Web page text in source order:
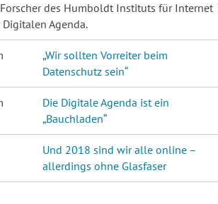
des Humboldt Instituts für Internet
Agenda.
„Wir sollten Vorreiter beim
Datenschutz sein“
Die Digitale Agenda ist ein
„Bauchladen“
Und 2018 sind wir alle online –
allerdings ohne Glasfaser